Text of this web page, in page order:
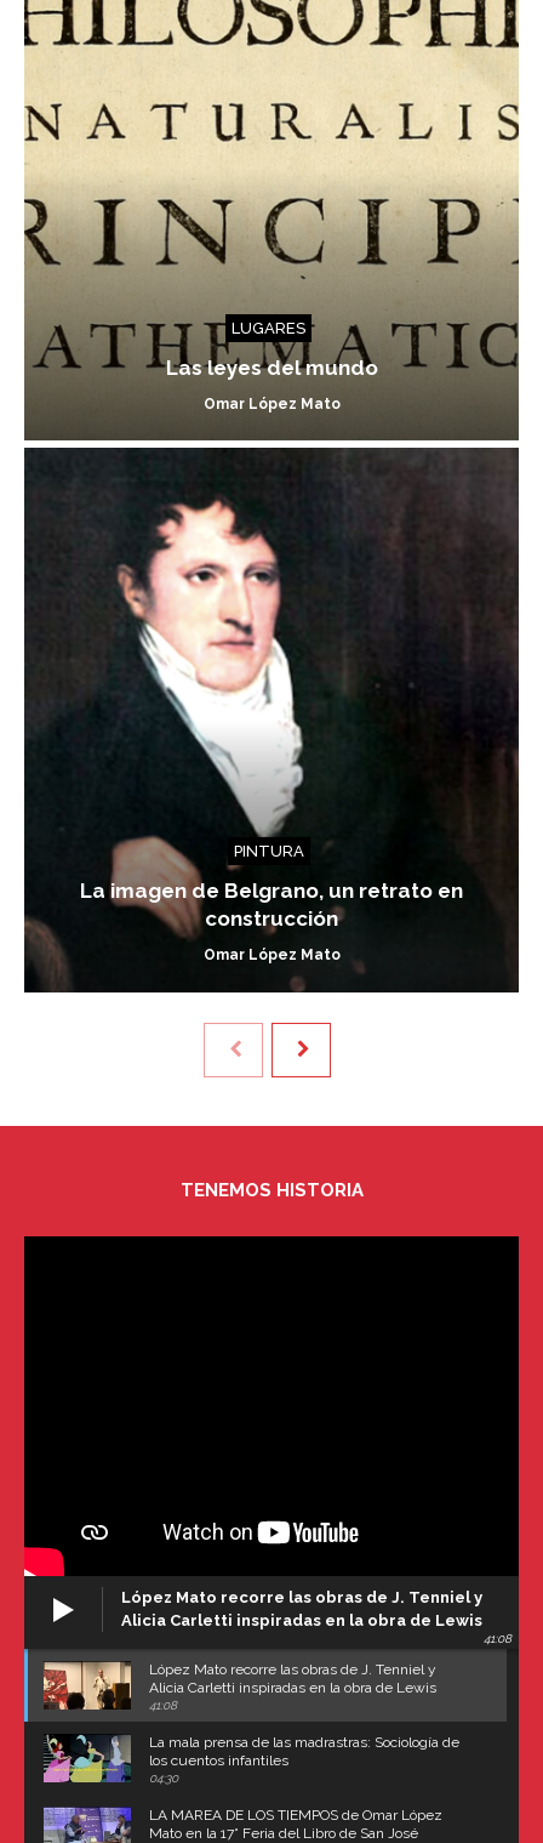
LUGARES
Las leyes del mundo
Omar López Mato
PINTURA
La imagen de Belgrano, un retrato en
construcción
Omar López Mato
TENEMOS HISTORIA
López Mato recorre las obras de J. Tenniel y
Alicia Carletti inspiradas en la obra de Lewis
41:08
López Mato recorre las obras de J. Tenniel y
Alicia Carletti inspiradas en la obra de Lewis
Carroll
41:08
La mala prensa de las madrastras: Sociología de
los cuentos infantiles
04:30
LA MAREA DE LOS TIEMPOS de Omar López
Mato en la 17° Feria del Libro de San José